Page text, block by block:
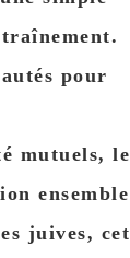
pour
mutuels, le
ensemble
juives, cet